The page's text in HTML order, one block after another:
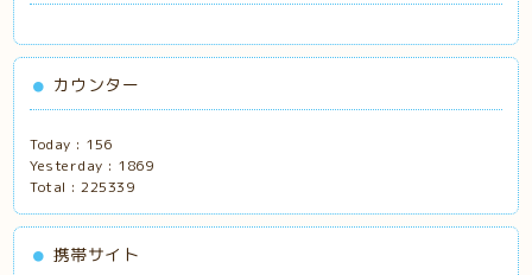
カウンター
Today : 156
Yesterday : 1869
Total :225339
携帯サイト